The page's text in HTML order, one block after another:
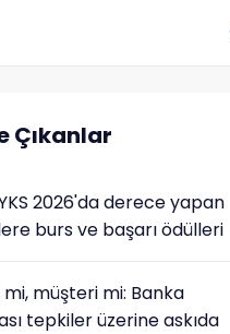
Çıkanlar
2026'da derece yapan
burs ve başarı ödülleri
müşteri mi: Banka
tepkiler üzerine askıda